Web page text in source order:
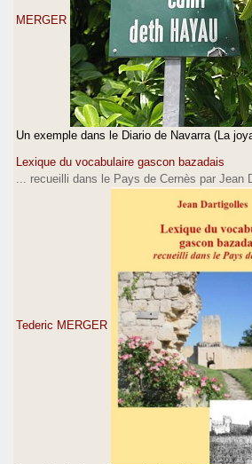
MERGER
Un exemple dans le Diario de Navarra (La
Lexique du vocabulaire gascon bazadais
... recueilli dans le Pays de Cernès par Jean
Tederic MERGER